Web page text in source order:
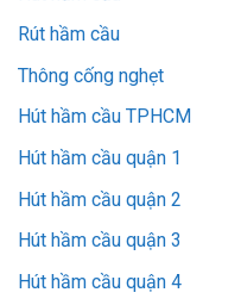
Rút hầm cầu
Thông cống nghẹt
Hút hầm cầu TPHCM
Hút hầm cầu quận 1
Hút hầm cầu quận 2
Hút hầm cầu quận 3
Hút hầm cầu quận 4